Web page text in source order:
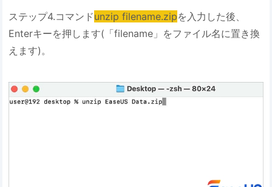
ステップ4.コマンドunzip filename.zipを入力した後、
Enterキーを押します(「filename」をファイル名に置き換
えます)。